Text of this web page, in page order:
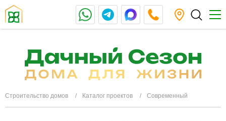
Строительство домов Каталог проектов Современный